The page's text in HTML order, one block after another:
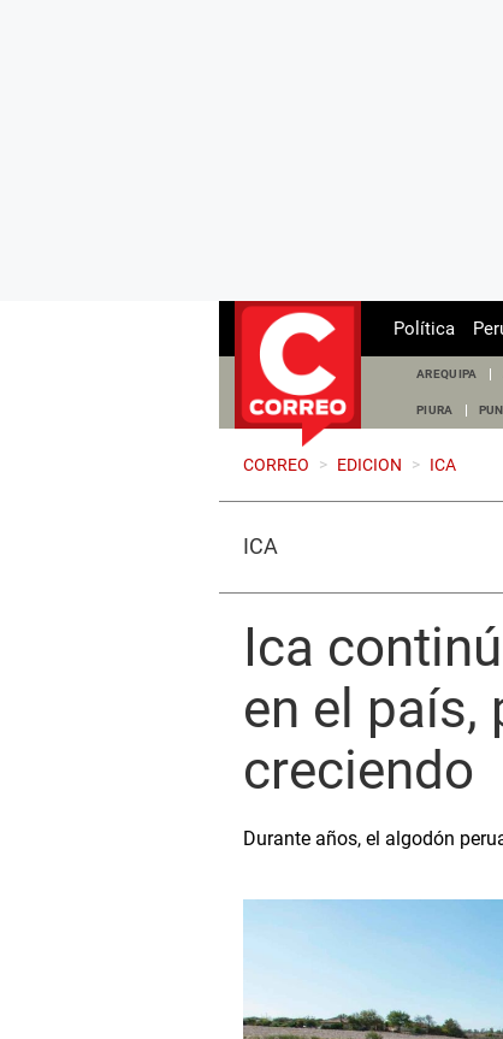
Política
AREQUIPA
PIURA
CORREO > EDICION > ICA
ICA
Ica
en el país,
creciendo
Durante años, el algodón